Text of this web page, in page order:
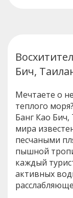
Бич,
Мечтаете о
теплого
Банг Као
мира
песчаными
пышной
каждый
активных